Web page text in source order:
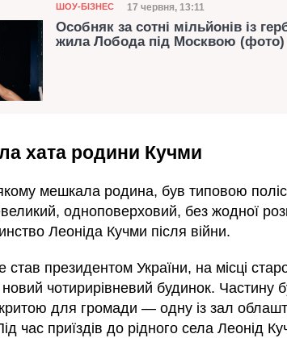
Категорія
ШОУ-БІЗНЕС Дата публікації
17 червня, 13:11
Особняк за сотні мільйонів із
жила Лобода під Москвою (фото)
хата родини Кучми
мешкала родина, був типовою
одноповерховий, без жодної
Леоніда Кучми після війни.
став президентом України, на місці
чотирирівневий будинок. Частину
для громади — одну із зал
час приїздів до рідного села Леонід